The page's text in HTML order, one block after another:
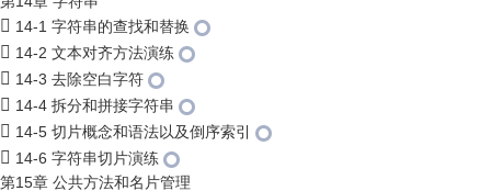
14-1 字符串的查找和替换
14-2 文本对齐方法演练
14-3 去除空白字符
14-4 拆分和拼接字符串
14-5 切片概念和语法以及倒序索引
14-6 字符串切片演练
第15章 公共方法和名片管理